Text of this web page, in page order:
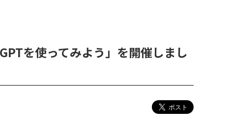
を使ってみよう」を開催しまし